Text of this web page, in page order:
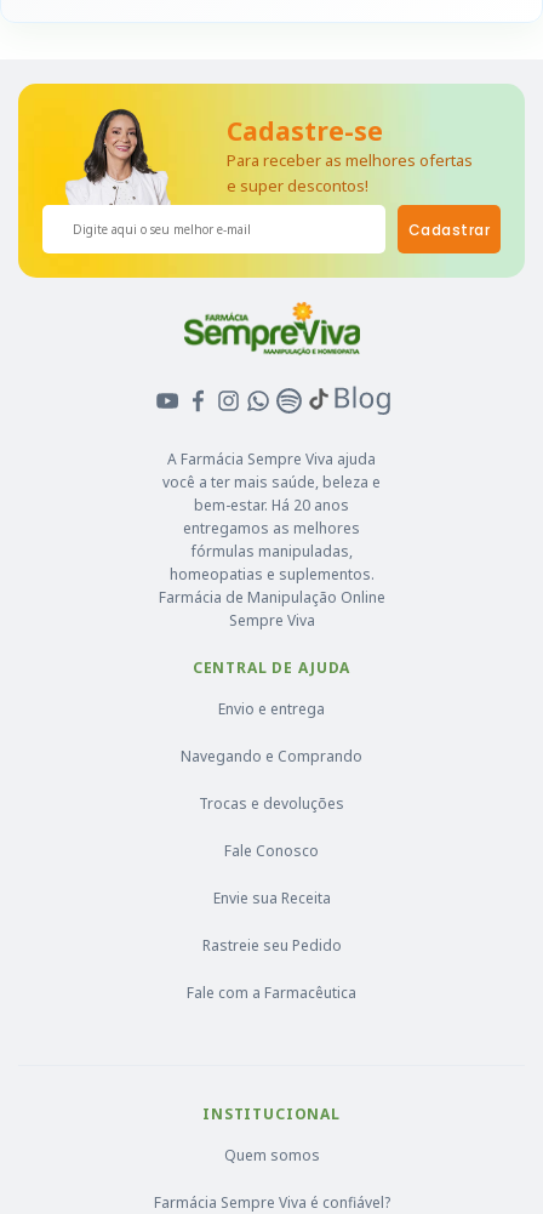
A Farmácia Sempre Viva ajuda
você a ter mais saúde, beleza e
bem-estar. Há 20 anos
entregamos as melhores
fórmulas manipuladas,
homeopatias e suplementos.
Farmácia de Manipulação Online
Sempre Viva
CENTRAL DE AJUDA
Envio e entrega
Navegando e Comprando
Trocas e devoluções
Fale Conosco
Envie sua Receita
Rastreie seu Pedido
Fale com a Farmacêutica
INSTITUCIONAL
Quem somos
Farmácia Sempre Viva é confiável?
Cadastre-se
Para receber as melhores ofertas
e super descontos!
Cadastrar